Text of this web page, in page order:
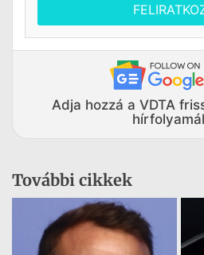
Adja hozzá a VDTA
További cikkek